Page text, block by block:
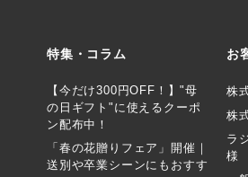
特集・コラム
【今だけ300円OFF！】"母
の日ギフト"に使えるクーポ
ン配布中！
「春の花贈りフェア」開催｜
送別や卒業シーンにもおすす
お
株
株
ラ
様